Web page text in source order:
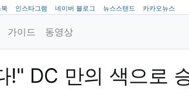
인스타그램 네이버 블로그 뉴스스탠드 카카오뉴스
가이드 동영상
!" DC 만의 색으로